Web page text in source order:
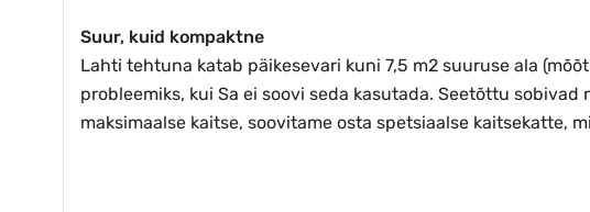
Suur, kuid kompaktne
Lahti tehtuna katab päikesevari kuni 7,5 m2 suuruse ala
probleemiks, kui Sa ei soovi seda kasutada. Seetõttu
maksimaalse kaitse, soovitame osta spetsiaalse kaitsekatte,